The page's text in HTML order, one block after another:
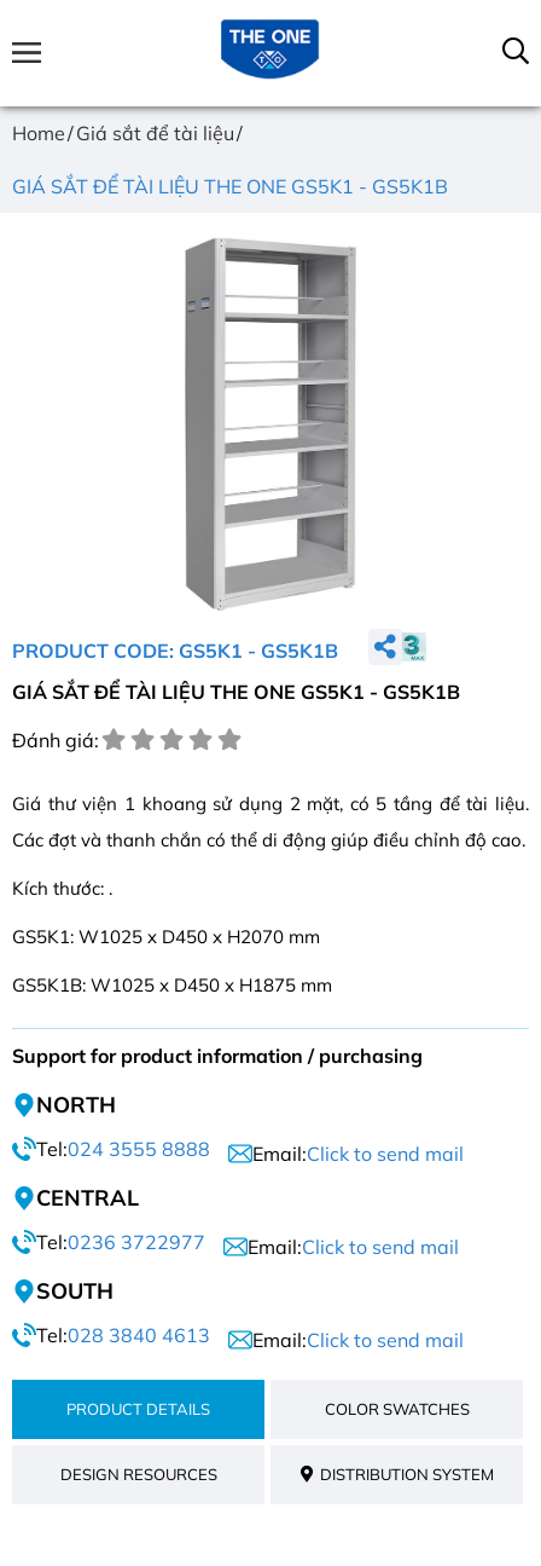
Home Giá sắt để tài liệu
GIÁ SẮT ĐỂ TÀI LIỆU THE ONE GS5K1 - GS5K1B
PRODUCT CODE: GS5K1 - GS5K1B
GIÁ SẮT ĐỂ TÀI LIỆU THE ONE GS5K1 - GS5K1B
Đánh giá:
Giá thư viện 1 khoang sử dụng 2 mặt, có 5 tầng để tài liệu.
Các đợt và thanh chắn có thể di động giúp điều chỉnh độ cao.
Kích thước: .
GS5K1: W1025 x D450 x H2070 mm
GS5K1B: W1025 x D450 x H1875 mm
Support for product information / purchasing
NORTH
Tel:024 3555 8888 Email:Click to send mail
CENTRAL
Tel:0236 3722977 Email:Click to send mail
SOUTH
Tel:028 3840 4613 Email:Click to send mail
PRODUCT DETAILS COLOR SWATCHES
DESIGN RESOURCES DISTRIBUTION SYSTEM